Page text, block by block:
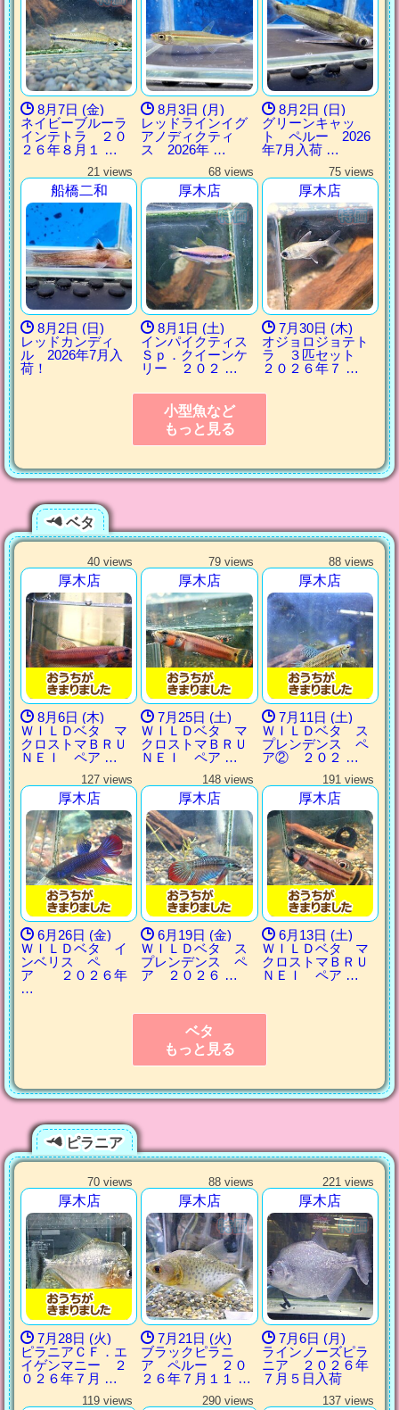
8月7日 (金)
ネイビーブルーラ
インテトラ ２０
２６年８月１ …
8月3日 (月)
レッドラインイグ
アノディクティ
ス 2026年 …
8月2日 (日)
グリーンキャッ
ト ペルー 2026
年7月入荷 …
21 views
船橋二和
8月2日 (日)
レッドカンディ
ル 2026年7月入
荷！
68 views
厚木店
8月1日 (土)
インパイクティス
Ｓｐ．クイーンケ
リー ２０２ …
75 views
厚木店
7月30日 (木)
オジョロジョテト
ラ ３匹セット
２０２６年７ …
小型魚など
もっと見る
ベタ
40 views
厚木店
8月6日 (木)
ＷＩＬＤベタ マ
クロストマＢＲＵ
ＮＥＩ ペア …
79 views
厚木店
7月25日 (土)
ＷＩＬＤベタ マ
クロストマＢＲＵ
ＮＥＩ ペア …
88 views
厚木店
7月11日 (土)
ＷＩＬＤベタ ス
プレンデンス ペ
ア② ２０２ …
127 views
厚木店
6月26日 (金)
ＷＩＬＤベタ イ
ンベリス ペ
ア ２０２６年
…
148 views
厚木店
6月19日 (金)
ＷＩＬＤベタ ス
プレンデンス ペ
ア ２０２６ …
191 views
厚木店
6月13日 (土)
ＷＩＬＤベタ マ
クロストマＢＲＵ
ＮＥＩ ペア …
ベタ
もっと見る
ピラニア
70 views
厚木店
7月28日 (火)
ピラニアＣＦ．エ
イゲンマニー ２
０２６年７月 …
88 views
厚木店
7月21日 (火)
ブラックピラニ
ア ペルー ２０
２６年７月１１ …
221 views
厚木店
7月6日 (月)
ラインノーズピラ
ニア ２０２６年
７月５日入荷
119 views 290 views 137 views